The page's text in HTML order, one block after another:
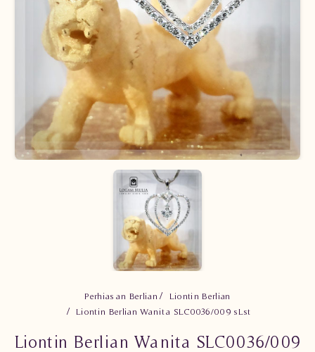
Perhiasan Berlian
Liontin Berlian
Liontin Berlian Wanita SLC0036/009 sLst
Liontin Berlian Wanita SLC0036/009